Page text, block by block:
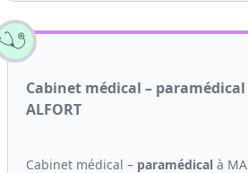
Cabinet médical – paramédical
ALFORT
Cabinet médical – paramédical à